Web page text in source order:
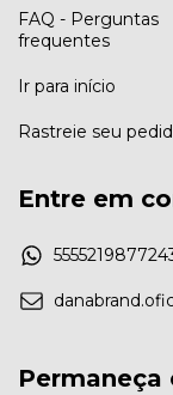
FAQ - Perguntas
frequentes
Ir para início
Rastreie seu
Entre em